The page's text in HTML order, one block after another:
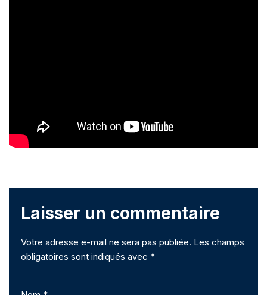
Laisser un commentaire
Votre adresse e-mail ne sera pas publiée. Les champs
obligatoires sont indiqués avec *